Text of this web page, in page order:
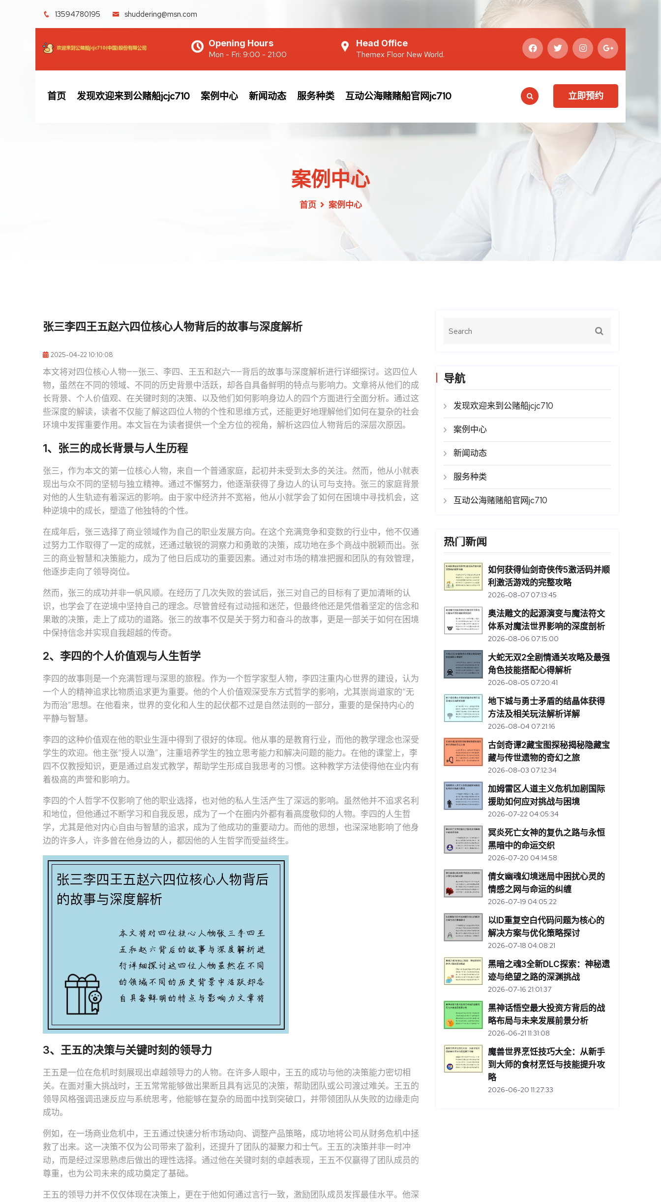
13594780195 shuddering@msn.com
Opening Hours
Mon - Fri: 9:00 - 21:00
Head Office
Themex Floor New World.
首页 发现欢迎来到公赌船jcjc710 案例中心 新闻动态 服务种类 互动公海赌赌船官网jc710 立即预约
案例中心
首页 案例中心
张三李四王五赵六四位核心人物背后的故事与深度解析
2025-04-22 10:10:08
本文将对四位核心人物——张三、李四、王五和赵六——背后的故事与深度解析进行详细探讨。这四位人
物，虽然在不同的领域、不同的历史背景中活跃，却各自具备鲜明的特点与影响力。文章将从他们的成
长背景、个人价值观、在关键时刻的决策、以及他们如何影响身边人的四个方面进行全面分析。通过这
些深度的解读，读者不仅能了解这四位人物的个性和思维方式，还能更好地理解他们如何在复杂的社会
环境中发挥重要作用。本文旨在为读者提供一个全方位的视角，解析这四位人物背后的深层次原因。
1、张三的成长背景与人生历程
张三，作为本文的第一位核心人物，来自一个普通家庭，起初并未受到太多的关注。然而，他从小就表
现出与众不同的坚韧与独立精神。通过不懈努力，他逐渐获得了身边人的认可与支持。张三的家庭背景
对他的人生轨迹有着深远的影响。由于家中经济并不宽裕，他从小就学会了如何在困境中寻找机会，这
种逆境中的成长，塑造了他独特的个性。
在成年后，张三选择了商业领域作为自己的职业发展方向。在这个充满竞争和变数的行业中，他不仅通
过努力工作取得了一定的成就，还通过敏锐的洞察力和勇敢的决策，成功地在多个商战中脱颖而出。张
三的商业智慧和决策能力，成为了他日后成功的重要因素。通过对市场的精准把握和团队的有效管理，
他逐步走向了领导岗位。
然而，张三的成功并非一帆风顺。在经历了几次失败的尝试后，张三对自己的目标有了更加清晰的认
识，也学会了在逆境中坚持自己的理念。尽管曾经有过动摇和迷茫，但最终他还是凭借着坚定的信念和
果敢的决策，走上了成功的道路。张三的故事不仅是关于努力和奋斗的故事，更是一部关于如何在困境
中保持信念并实现自我超越的传奇。
2、李四的个人价值观与人生哲学
李四的故事则是一个充满哲理与深思的旅程。作为一个哲学家型人物，李四注重内心世界的建设，认为
一个人的精神追求比物质追求更为重要。他的个人价值观深受东方式哲学的影响，尤其崇尚道家的“无
为而治”思想。在他看来，世界的变化和人生的起伏都不过是自然法则的一部分，重要的是保持内心的
平静与智慧。
李四的这种价值观在他的职业生涯中得到了很好的体现。他从事的是教育行业，而他的教学理念也深受
学生的欢迎。他主张“授人以渔”，注重培养学生的独立思考能力和解决问题的能力。在他的课堂上，李
四不仅教授知识，更是通过启发式教学，帮助学生形成自我思考的习惯。这种教学方法使得他在业内有
着极高的声誉和影响力。
李四的个人哲学不仅影响了他的职业选择，也对他的私人生活产生了深远的影响。虽然他并不追求名利
和地位，但他通过不断学习和自我反思，成为了一个在圈内外都有着高度敬仰的人物。李四的人生哲
学，尤其是他对内心自由与智慧的追求，成为了他成功的重要动力。而他的思想，也深深地影响了他身
边的许多人，许多曾在他身边的人，都因他的人生哲学而受益终生。
3、王五的决策与关键时刻的领导力
王五是一位在危机时刻展现出卓越领导力的人物。在许多人眼中，王五的成功与他的决策能力密切相
关。在面对重大挑战时，王五常常能够做出果断且具有远见的决策，帮助团队或公司渡过难关。王五的
领导风格强调迅速反应与系统思考，他能够在复杂的局面中找到突破口，并带领团队从失败的边缘走向
成功。
例如，在一场商业危机中，王五通过快速分析市场动向、调整产品策略，成功地将公司从财务危机中拯
救了出来。这一决策不仅为公司带来了盈利，还提升了团队的凝聚力和士气。王五的决策并非一时冲
动，而是经过深思熟虑后做出的理性选择。通过他在关键时刻的卓越表现，王五不仅赢得了团队成员的
尊重，也为公司未来的成功奠定了基础。
王五的领导力并不仅仅体现在决策上，更在于他如何通过言行一致，激励团队成员发挥最佳水平。他深
导航
发现欢迎来到公赌船jcjc710
案例中心
新闻动态
服务种类
互动公海赌赌船官网jc710
热门新闻
如何获得仙剑奇侠传5激活码并顺
利激活游戏的完整攻略
2026-08-07 07:13:45
奥法雕文的起源演变与魔法符文
体系对魔法世界影响的深度剖析
2026-08-06 07:15:00
大蛇无双2全剧情通关攻略及最强
角色技能搭配心得解析
2026-08-05 07:20:41
地下城与勇士矛盾的结晶体获得
方法及相关玩法解析详解
2026-08-04 07:21:16
古剑奇谭2藏宝图探秘揭秘隐藏宝
藏与传世遗物的奇幻之旅
2026-08-03 07:12:34
加姆雷区人道主义危机加剧国际
援助如何应对挑战与困境
2026-07-22 04:05:34
冥炎死亡女神的复仇之路与永恒
黑暗中的命运交织
2026-07-20 04:14:58
倩女幽魂幻境迷局中困扰心灵的
情感之网与命运的纠缠
2026-07-19 04:05:22
以ID重复空白代码问题为核心的
解决方案与优化策略探讨
2026-07-18 04:08:21
黑暗之魂3全新DLC探索：神秘遗
迹与绝望之路的深渊挑战
2026-07-16 21:01:37
黑神话悟空最大投资方背后的战
略布局与未来发展前景分析
2026-06-21 11:31:08
魔兽世界烹饪技巧大全：从新手
到大师的食材烹饪与技能提升攻
略
2026-06-20 11:27:33